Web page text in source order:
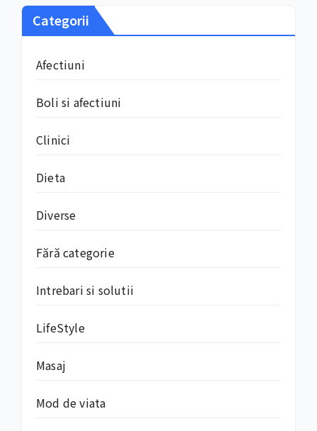
Categorii
Afectiuni
Boli si afectiuni
Clinici
Dieta
Diverse
Fără categorie
Intrebari si solutii
LifeStyle
Masaj
Mod de viata